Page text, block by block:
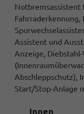
Notbremsassistent
Fahrraderkennung,
Assistent und
Anzeige,
Abschleppschutz),
Start/Stop-Anlage
Innen